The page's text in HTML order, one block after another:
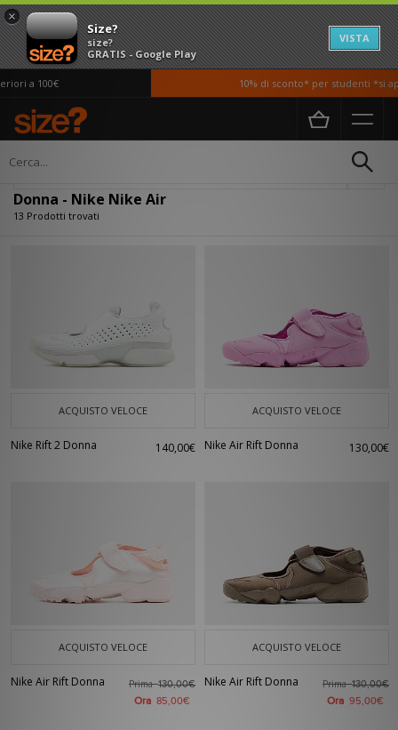
×
Size?
size?
GRATIS - Google Play
VISTA
a 100€ 10% di sconto* per studenti *si
Home Donna
Donna - Nike Nike Air
13 Prodotti trovati
ACQUISTO VELOCE
Nike Rift 2 Donna 140,00€
ACQUISTO VELOCE
Nike Air Rift Donna 130,00€
ACQUISTO VELOCE
Nike Air Rift Donna Prima130,00€
Ora 85,00€
ACQUISTO VELOCE
Nike Air Rift Donna Prima130,00€
Ora 95,00€